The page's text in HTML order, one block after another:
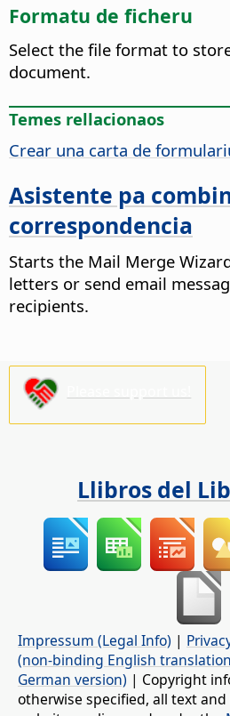
Formatu de ficheru
Select the file format to
document.
Temes rellacionaos
Crear una carta de
Asistente pa
correspondencia
Starts the Mail Merge
letters or send email
recipients.
Llibros del
Impressum (Legal Info) |
(non-binding English
German version) | Copyright
otherwise specified, all text